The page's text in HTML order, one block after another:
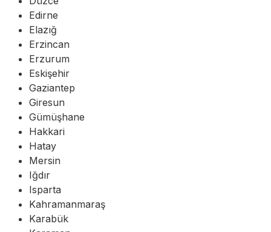
Edirne
Elazığ
Erzincan
Erzurum
Eskişehir
Gaziantep
Giresun
Gümüşhane
Hakkari
Hatay
Mersin
Iğdır
Isparta
Kahramanmaraş
Karabük